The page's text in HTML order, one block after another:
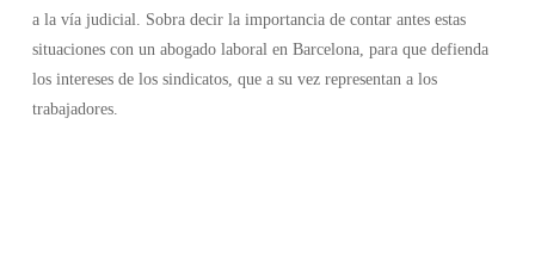
a la vía judicial. Sobra decir la importancia de contar antes estas
situaciones con un abogado laboral en Barcelona, para que defienda
los intereses de los sindicatos, que a su vez representan a los
trabajadores.